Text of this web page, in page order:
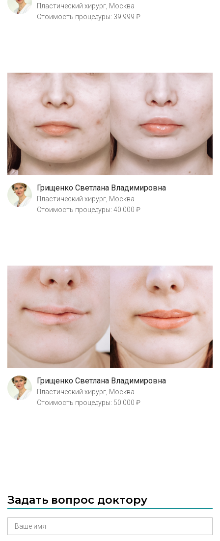
Пластический хирург, Москва
Стоимость процедуры: 39 999 ₽
Грищенко Светлана Владимировна
Пластический хирург, Москва
Стоимость процедуры: 40 000 ₽
Грищенко Светлана Владимировна
Пластический хирург, Москва
Стоимость процедуры: 50 000 ₽
Задать вопрос доктору